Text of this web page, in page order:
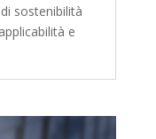
sostenibilità
e